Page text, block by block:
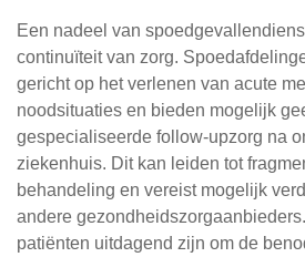
Een nadeel van
continuïteit van zorg.
gericht op het verlenen van acute
noodsituaties en bieden mogelijk
gespecialiseerde follow-upzorg na
ziekenhuis. Dit kan leiden tot
behandeling en vereist mogelijk
andere
patiënten uitdagend zijn om de